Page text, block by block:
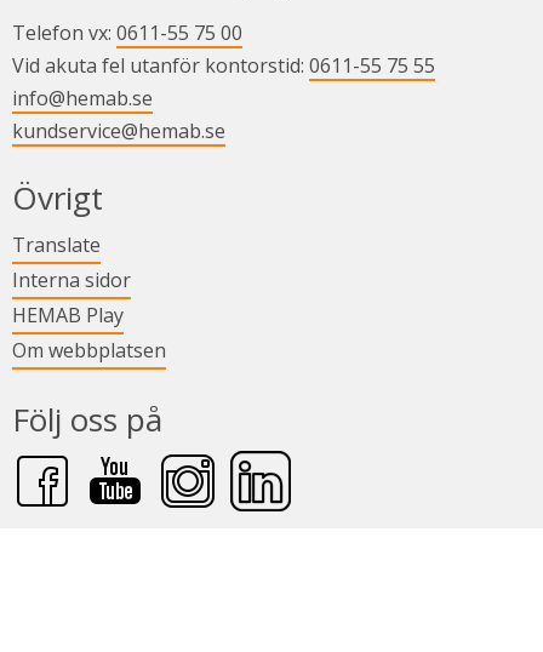
Telefon vx: 0611-55 75 00
Vid akuta fel utanför kontorstid: 0611-55 75 55
info@hemab.se
kundservice@hemab.se
Övrigt
Translate
Interna sidorLänk till annan webbplats.
HEMAB PlayLänk till annan webbplats.
Om webbplatsen
Följ oss på